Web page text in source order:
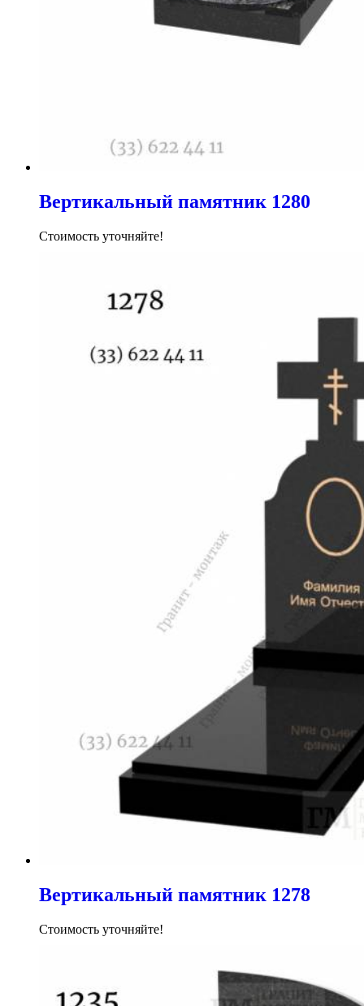
Вертикальный памятник 1280
Стоимость уточняйте!
Вертикальный памятник 1278
Стоимость уточняйте!